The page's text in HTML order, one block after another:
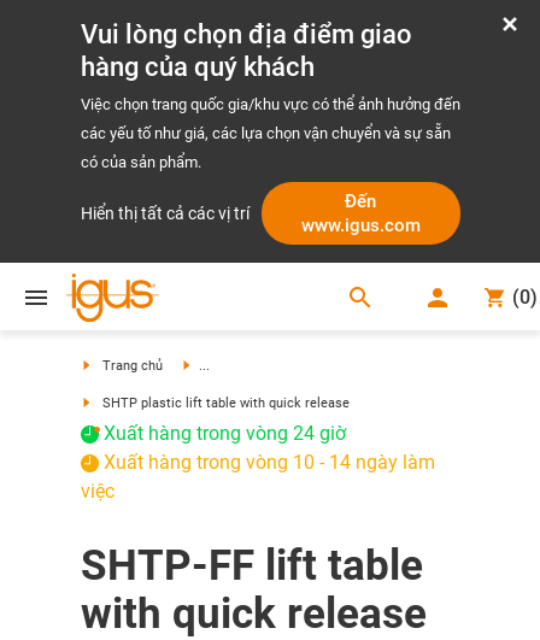
Vui lòng chọn địa điểm giao
hàng của quý khách
Việc chọn trang quốc gia/khu vực có thể ảnh hưởng đến
các yếu tố như giá, các lựa chọn vận chuyển và sự sẵn
có của sản phẩm.
Hiển thị tất cả các vị trí
Đến
www.igus.com
search (0)
Trang chủ ...
SHTP plastic lift table with quick release
Xuất hàng trong vòng 24 giờ
Xuất hàng trong vòng 10 - 14 ngày làm
việc
SHTP-FF lift table
with quick release